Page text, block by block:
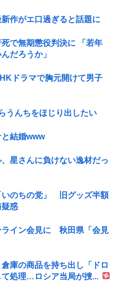
作がエ口過ぎると話題に
で無期懲役判決に 「若年
だろうか」
ドラマで胸元開けて男子
うんちをほじり出したい
と結婚www
星さんに負けない逸材だっ
いのちの党」 旧グッズ半額
惑
ライン会見に 秋田県「会見
庫の商品を持ち出し「ドロ
処理…ロシア当局が捜...